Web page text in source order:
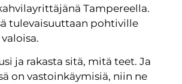
Tampereella.
tulevaisuuttaan pohtiville
ja rakasta sitä, mitä teet. Ja
on vastoinkäymisiä, niin ne